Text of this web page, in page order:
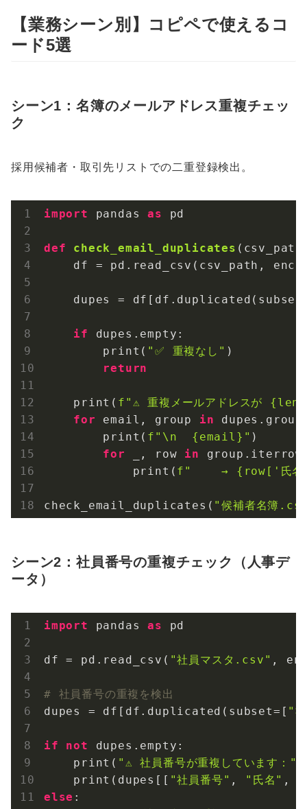
【業務シーン別】コピペで使えるコ
ード5選
シーン1：名簿のメールアドレス重複チェッ
ク
採用候補者・取引先リストでの二重登録検出。
import pandas as pd
def check_email_duplicates
df = pd.read_csv(csv_path,
dupes =
if dupes.empty:
        print(
"✅ 重複なし" )
return
    print(
f"⚠️ 重複メールアドレスが
for email, group in
        print(
f"\n {email} " )
for _, row in
            print(
f"    → {row[ '氏
check_email_duplicates( "候補者名簿
シーン2：社員番号の重複チェック（人事デ
ータ）
import pandas as pd
df = pd.read_csv( "社員マスタ.csv" ,
# 社員番号の重複を検出
dupes = df[df.duplicated(subset=[ "
if not dupes.empty:
    print(
"⚠️ 社員番号が重複しています："
    print(dupes[[
"社員番号" , "氏名" ,
else :